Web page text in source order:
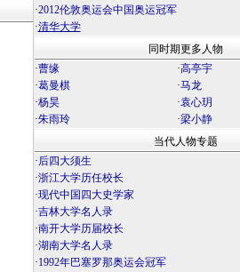
·2012伦敦奥运会中国奥运冠军
·清华大学
同时期更多人物
·曹缘 ·高亭宇
·葛曼棋 ·马龙
·杨昊 ·袁心玥
·朱雨玲 ·梁小静
当代人物专题
·后四大须生
·浙江大学历任校长
·现代中国四大史学家
·吉林大学名人录
·南开大学历届校长
·湖南大学名人录
·1992年巴塞罗那奥运会冠军